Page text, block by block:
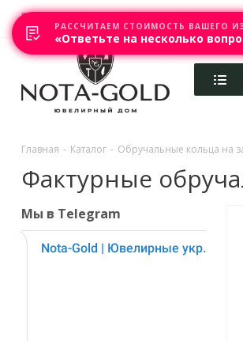
Главная Акции Каталоги
Главная - Каталог - Обручальные кольца на
Фактурные
Мы в Telegram
РАССЧИТАЕМ СТОИМОСТЬ ВАШЕГО
«Ответьте на несколько